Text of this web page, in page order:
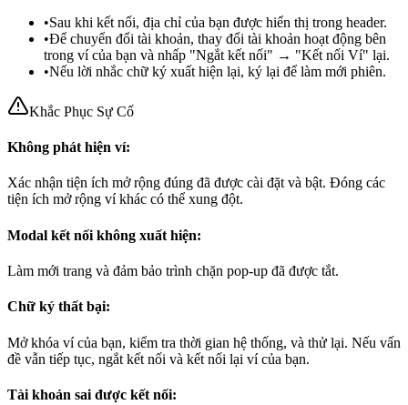
•Sau khi kết nối, địa chỉ của bạn được hiển thị trong header.
•Để chuyển đổi tài khoản, thay đổi tài khoản hoạt động bên
trong ví của bạn và nhấp "Ngắt kết nối" → "Kết nối Ví" lại.
•Nếu lời nhắc chữ ký xuất hiện lại, ký lại để làm mới phiên.
Khắc Phục Sự Cố
Không phát hiện ví:
Xác nhận tiện ích mở rộng đúng đã được cài đặt và bật. Đóng các
tiện ích mở rộng ví khác có thể xung đột.
Modal kết nối không xuất hiện:
Làm mới trang và đảm bảo trình chặn pop-up đã được tắt.
Chữ ký thất bại:
Mở khóa ví của bạn, kiểm tra thời gian hệ thống, và thử lại. Nếu vấn
đề vẫn tiếp tục, ngắt kết nối và kết nối lại ví của bạn.
Tài khoản sai được kết nối: